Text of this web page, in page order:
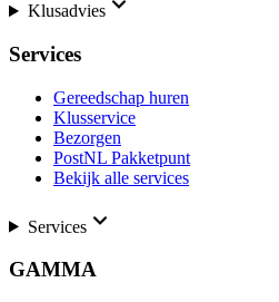
Klusadvies
Services
Gereedschap huren
Klusservice
Bezorgen
PostNL Pakketpunt
Bekijk alle services
Services
GAMMA